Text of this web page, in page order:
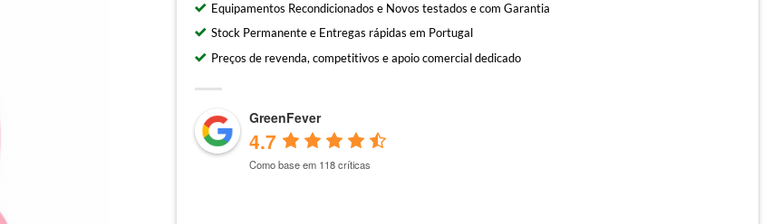
Equipamentos Recondicionados e Novos testados e com Garantia
Stock Permanente e Entregas rápidas em Portugal
Preços de revenda, competitivos e apoio comercial dedicado
GreenFever
4.7
Como base em 118 críticas